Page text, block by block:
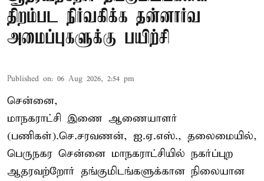
திறம்பட நிர்வகிக்க தன்னார்வ
அமைப்புகளுக்கு பயிற்சி
Published on: 06 Aug 2026, 2:54 pm
சென்னை,
மாநகராட்சி இணை ஆணையாளர்
(பணிகள்).செ.சரவணன், ஐ.ஏ.எஸ்., தலைமையில்,
பெருநகர சென்னை மாநகராட்சியில் நகர்ப்புற
ஆதரவற்றோர் தங்குமிடங்களுக்கான நிலையான